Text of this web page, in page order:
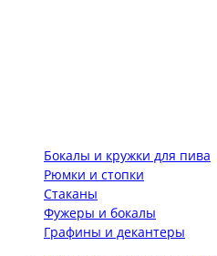
Бокалы и кружки для пива
Рюмки и стопки
Стаканы
Фужеры и бокалы
Графины и декантеры